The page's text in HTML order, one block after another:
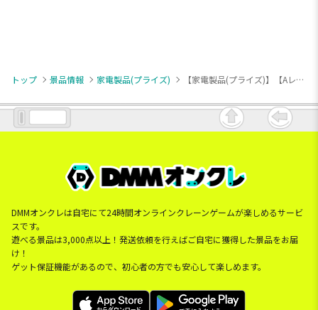
トップ 景品情報 家電製品(プライズ) 【家電製品(プライズ)】【Aレッド×イエロー】ゲーム機モバイルバッテリー6000mAh
DMMオンクレは自宅にて24時間オンラインクレーンゲームが楽しめるサービ
スです。
遊べる景品は3,000点以上！発送依頼を行えばご自宅に獲得した景品をお届
け！
ゲット保証機能があるので、初心者の方でも安心して楽しめます。